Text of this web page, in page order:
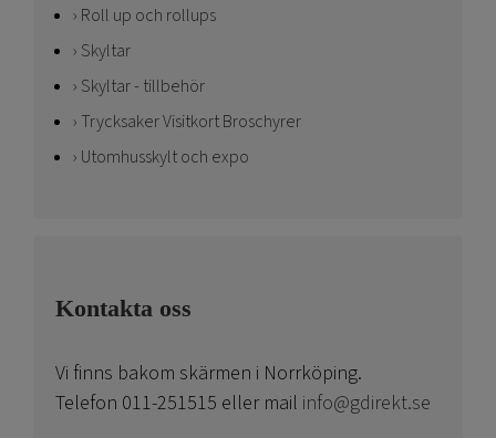
Roll up och rollups
Skyltar
Skyltar - tillbehör
Trycksaker Visitkort Broschyrer
Utomhusskylt och expo
Kontakta oss
Vi finns bakom skärmen i Norrköping.
Telefon 011-251515 eller mail info@gdirekt.se